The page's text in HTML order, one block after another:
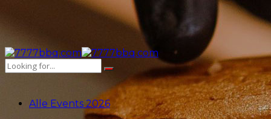
Alle Events 2026